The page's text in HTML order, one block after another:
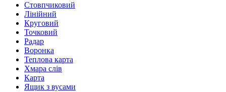
Стовпчиковий
Лінійний
Круговий
Точковий
Радар
Воронка
Теплова карта
Хмара слів
Карта
Ящик з вусами